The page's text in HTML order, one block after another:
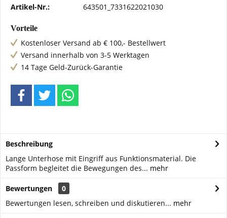
Artikel-Nr.: 643501_7331622021030
Vorteile
Kostenloser Versand ab € 100,- Bestellwert
Versand innerhalb von 3-5 Werktagen
14 Tage Geld-Zurück-Garantie
Beschreibung
Lange Unterhose mit Eingriff aus Funktionsmaterial. Die
Passform begleitet die Bewegungen des... mehr
Bewertungen
0
Bewertungen lesen, schreiben und diskutieren... mehr